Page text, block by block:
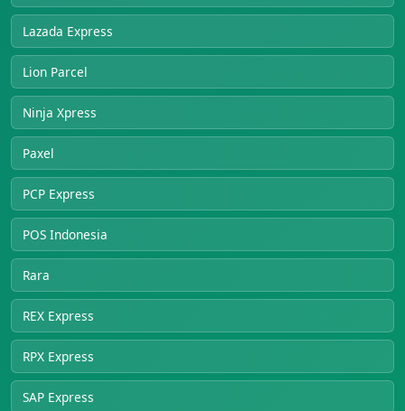
Lazada Express
Lion Parcel
Ninja Xpress
Paxel
PCP Express
POS Indonesia
Rara
REX Express
RPX Express
SAP Express